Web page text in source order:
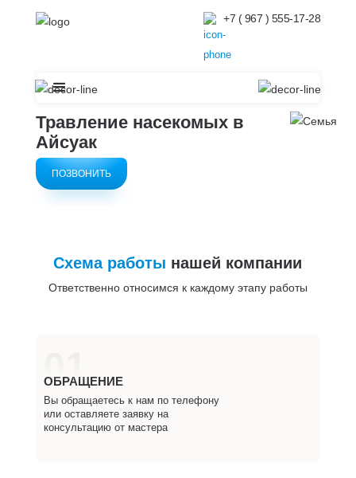
+7 ( 967 ) 555-17-28
Травление насекомых в
Айсуак
ПОЗВОНИТЬ
Схема работы нашей компании
Ответственно относимся к каждому этапу работы
01
ОБРАЩЕНИЕ
Вы обращаетесь к нам по телефону
или оставляете заявку на
консультацию от мастера